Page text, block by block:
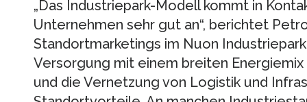
„Das Industriepark-Modell kommt in
Unternehmen sehr gut an“, berichtet
Standortmarketings im Nuon
Versorgung mit einem breiten
und die Vernetzung von Logistik und